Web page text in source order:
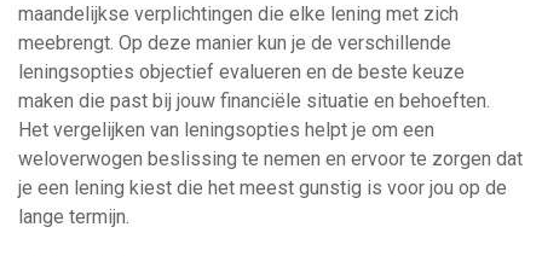
maandelijkse verplichtingen die elke lening met zich
meebrengt. Op deze manier kun je de verschillende
leningsopties objectief evalueren en de beste keuze
maken die past bij jouw financiële situatie en behoeften.
Het vergelijken van leningsopties helpt je om een
weloverwogen beslissing te nemen en ervoor te zorgen dat
je een lening kiest die het meest gunstig is voor jou op de
lange termijn.